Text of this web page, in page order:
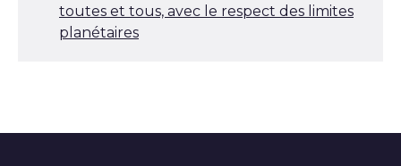
toutes et tous, avec le respect des limites
planétaires